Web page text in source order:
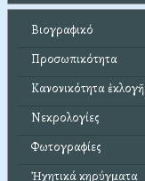
Βιογραφικό
Προσωπικότητα
Κανονικότητα
Νεκρολογίες
Φωτογραφίες
Ἠχητικά κηρύγματα